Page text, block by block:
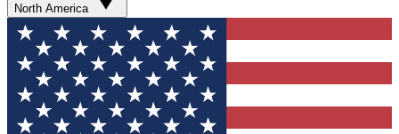
North America